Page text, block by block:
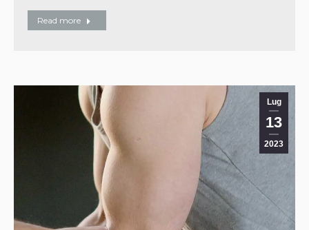
Read more
Lug
13
2023